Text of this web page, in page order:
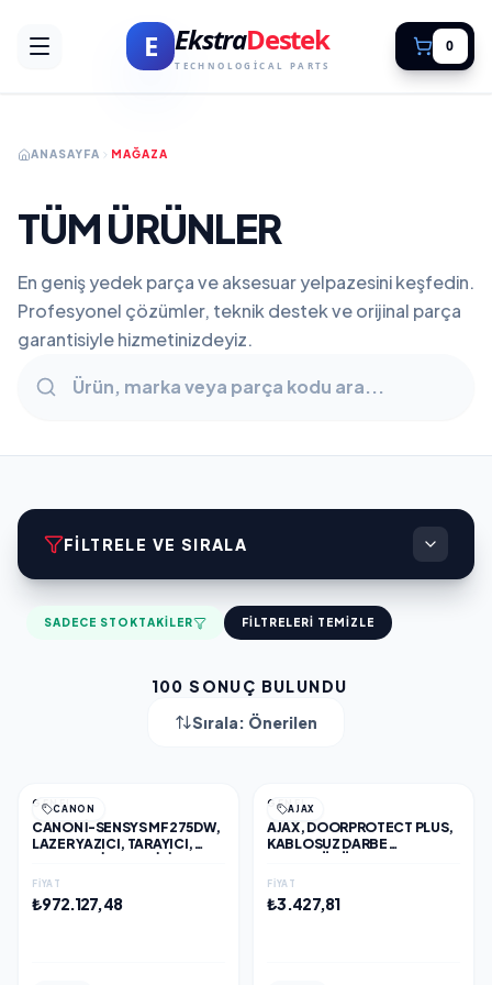
E EkstraDestek
TECHNOLOGICAL PARTS
0
ANASAYFA MAĞAZA
TÜM ÜRÜNLER
En geniş yedek parça ve aksesuar yelpazesini keşfedin.
Profesyonel çözümler, teknik destek ve orijinal parça
garantisiyle hizmetinizdeyiz.
FILTRELE VE SIRALA
SADECE STOKTAKILER FILTRELERI TEMIZLE
100 SONUÇ BULUNDU
Sırala: Önerilen
CANON
GENEL
CANON I-SENSYS MF275DW,
LAZER YAZICI, TARAYICI,
DUPLEX, ORİJİNAL TONERLİ,
GARANTİLİ
FIYAT
₺972.127,48
AJAX
GENEL
AJAX, DOORPROTECT PLUS,
KABLOSUZ DARBE
FIYAT
₺3.427,81